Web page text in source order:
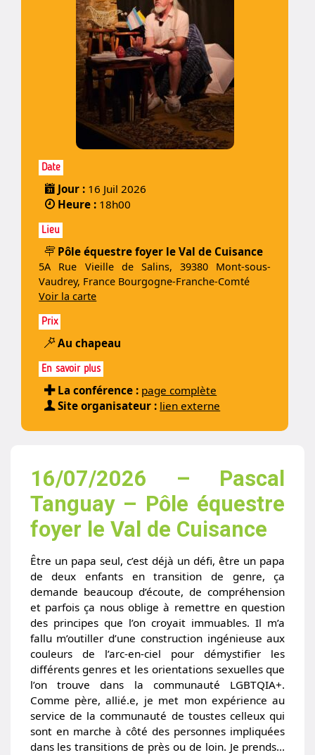
Date
Jour : 16 Juil 2026
Heure : 18h00
Lieu
Pôle équestre foyer le Val de Cuisance
5A Rue Vieille de Salins, 39380 Mont-sous-
Vaudrey, France Bourgogne-Franche-Comté
Voir la carte
Prix
Au chapeau
En savoir plus
La conférence : page complète
Site organisateur : lien externe
16/07/2026 – Pascal
Tanguay – Pôle équestre
foyer le Val de Cuisance
Être un papa seul, c’est déjà un défi, être un papa
de deux enfants en transition de genre, ça
demande beaucoup d’écoute, de compréhension
et parfois ça nous oblige à remettre en question
des principes que l’on croyait immuables. Il m’a
fallu m’outiller d’une construction ingénieuse aux
couleurs de l’arc-en-ciel pour démystifier les
différents genres et les orientations sexuelles que
l’on trouve dans la communauté LGBTQIA+.
Comme père, allié.e, je met mon expérience au
service de la communauté de toustes celleux qui
sont en marche à côté des personnes impliquées
dans les transitions de près ou de loin. Je prends...